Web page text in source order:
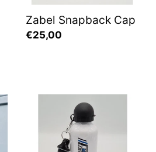
Zabel Snapback Cap
Normaler
€25,00